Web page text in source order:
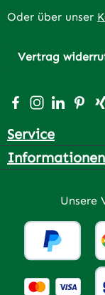
Oder über unser
Vertrag
Besuche uns
Schau auf
Vernetze
Lass
Service
Informationen
Unsere